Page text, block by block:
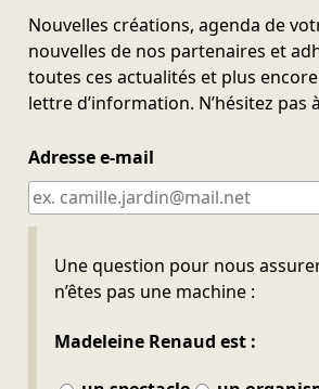
Nouvelles créations, agenda de
nouvelles de nos partenaires et
toutes ces actualités et plus
lettre d’information. N’hésitez pas
Adresse e-mail
Une question pour nous
n’êtes pas une machine :
Madeleine Renaud est :
Ne pas remplir